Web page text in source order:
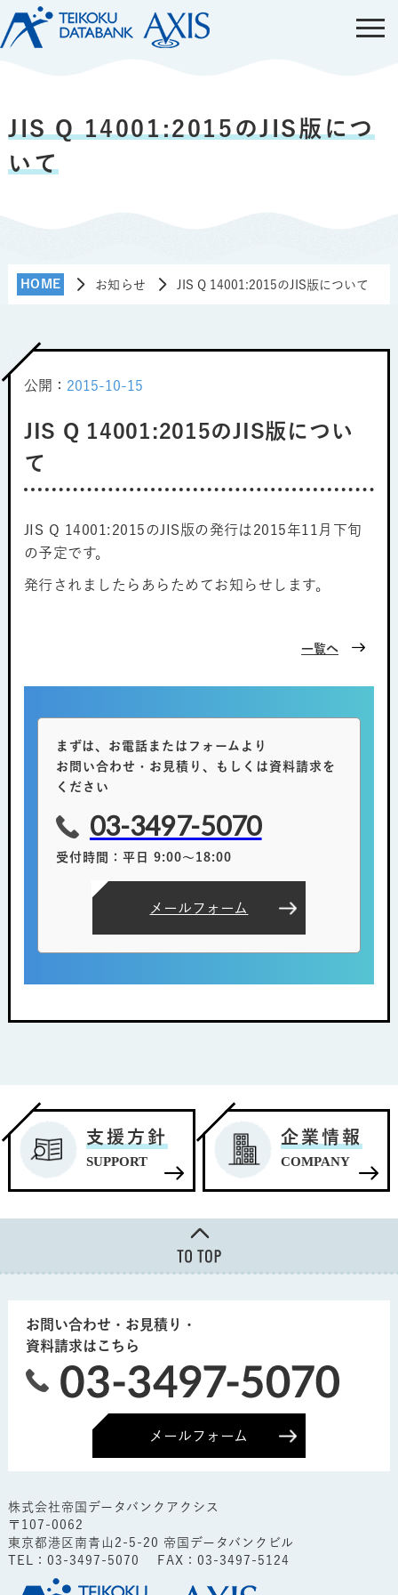
JIS Q 14001:2015のJIS版につ
いて
HOME お知らせ JIS Q 14001:2015のJIS版について
公開： 2015-10-15
JIS Q 14001:2015のJIS版につい
て
JIS Q 14001:2015のJIS版の発行は2015年11月下旬
の予定です。
発行されましたらあらためてお知らせします。
一覧へ
まずは、お電話またはフォームより
お問い合わせ・お見積り、もしくは資料請求を
ください
03-3497-5070
受付時間：平日 9:00～18:00
メールフォーム
支援方針
SUPPORT
企業情報
COMPANY
お問い合わせ・お見積り・
資料請求はこちら
メールフォーム
株式会社帝国データバンクアクシス
〒107-0062
東京都港区南青山2-5-20 帝国データバンクビル
TEL： 03-3497-5070 FAX：03-3497-5124